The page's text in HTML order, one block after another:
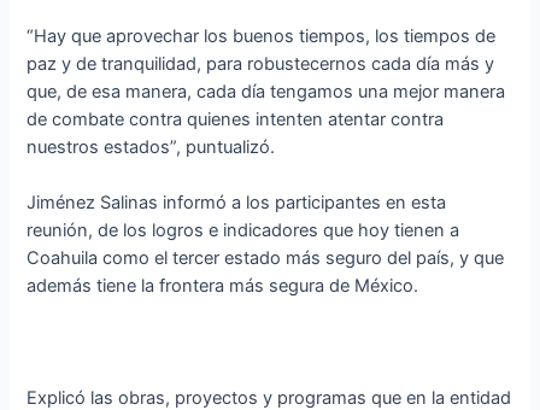
“Hay que aprovechar los buenos tiempos, los tiempos de
paz y de tranquilidad, para robustecernos cada día más y
que, de esa manera, cada día tengamos una mejor manera
de combate contra quienes intenten atentar contra
nuestros estados”, puntualizó.
Jiménez Salinas informó a los participantes en esta
reunión, de los logros e indicadores que hoy tienen a
Coahuila como el tercer estado más seguro del país, y que
además tiene la frontera más segura de México.
Explicó las obras, proyectos y programas que en la entidad